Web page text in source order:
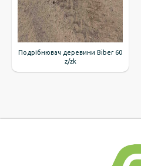
Подрібнювач деревини Biber 60
z/zk